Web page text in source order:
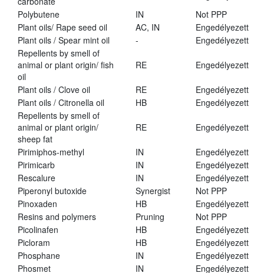
Polybutene
IN
Not PPP
Plant oils/ Rape seed oil
AC, IN
Engedélyezett
Plant oils / Spear mint oil
-
Engedélyezett
Repellents by smell of
animal or plant origin/ fish
oil
RE Engedélyezett
Plant oils / Clove oil RE
Engedélyezett
Plant oils / Citronella oil
HB
Engedélyezett
Repellents by smell of
animal or plant origin/
sheep fat
RE Engedélyezett
Pirimiphos-methyl IN
Engedélyezett
Pirimicarb
IN
Engedélyezett
Rescalure
IN
Engedélyezett
Piperonyl butoxide
Synergist
Not PPP
Pinoxaden
HB
Engedélyezett
Resins and polymers
Pruning
Not PPP
Picolinafen
HB
Engedélyezett
Picloram
HB
Engedélyezett
Phosphane
IN
Engedélyezett
Phosmet
IN
Engedélyezett